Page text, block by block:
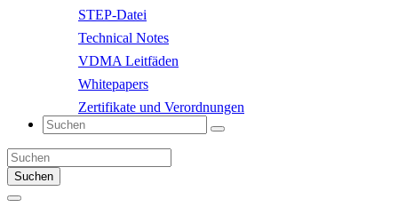
STEP-Datei
Technical Notes
VDMA Leitfäden
Whitepapers
Zertifikate und Verordnungen
Suchen